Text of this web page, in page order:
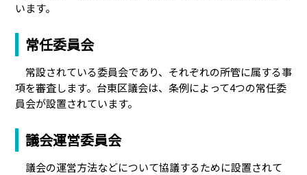
います。
常任委員会
常設されている委員会であり、それぞれの所管に属する事
項を審査します。台東区議会は、条例によって4つの常任委
員会が設置されています。
議会運営委員会
議会の運営方法などについて協議するために設置されて